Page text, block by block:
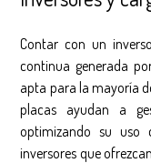
Contar con un
continua generada
apta para la mayoría
placas ayudan a
optimizando su uso
inversores que